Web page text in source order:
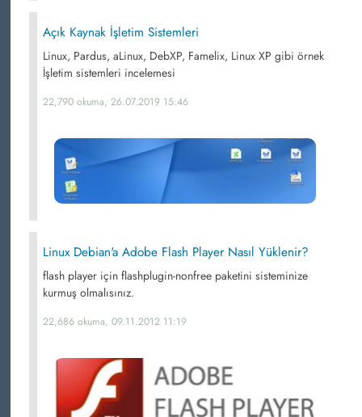
Açık Kaynak İşletim Sistemleri
Linux, Pardus, aLinux, DebXP, Famelix, Linux XP gibi örnek
İşletim sistemleri incelemesi
22,790 okuma, 26.07.2019 15:46
Linux Debian'a Adobe Flash Player Nasıl Yüklenir?
flash player için flashplugin-nonfree paketini sisteminize
kurmuş olmalısınız.
22,686 okuma, 09.11.2012 11:19